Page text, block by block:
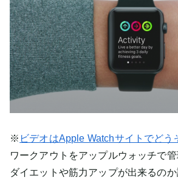
※ ビデオはApple Watchサイトでどう
ワークアウトをアップルウォッチで
ダイエットや筋力アップが出来るの